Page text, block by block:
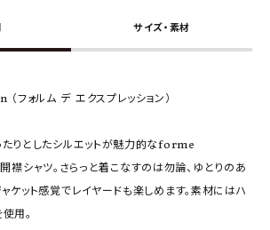
サイズ・素材
ォルム デ エクスプレッション）
たりとしたシルエットが魅力的なforme
シャツ。さらっと着こなすのは勿論、ゆとりのあ
ケット感覚でレイヤードも楽しめます。素材にはハ
用。